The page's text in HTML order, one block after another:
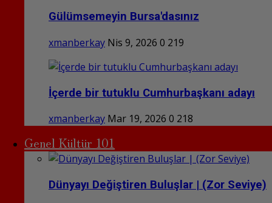
Gülümsemeyin Bursa'dasınız
xmanberkay Nis 9, 2026 0 219
İçerde bir tutuklu Cumhurbaşkanı adayı
xmanberkay Mar 19, 2026 0 218
Genel Kültür 101
Dünyayı Değiştiren Buluşlar | (Zor Seviye)